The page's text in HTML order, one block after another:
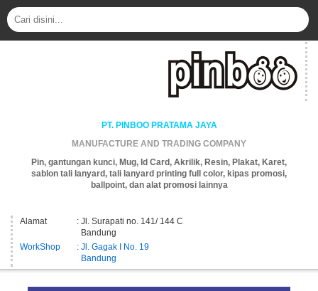
PT. PINBOO PRATAMA JAYA
MANUFACTURE AND TRADING COMPANY
Pin, gantungan kunci, Mug, Id Card, Akrilik, Resin, Plakat, Karet,
sablon tali lanyard, tali lanyard printing full color, kipas promosi,
ballpoint, dan alat promosi lainnya
Alamat
: Jl. Surapati no. 141/ 144 C
Bandung
WorkShop
: Jl. Gagak I No. 19
Bandung